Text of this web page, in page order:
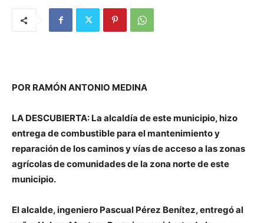
POR RAMÓN ANTONIO MEDINA
LA DESCUBIERTA: La alcaldía de este municipio, hizo
entrega de combustible para el mantenimiento y
reparación de los caminos y vías de acceso a las zonas
agrícolas de comunidades de la zona norte de este
municipio.
El alcalde, ingeniero Pascual Pérez Benítez, entregó al